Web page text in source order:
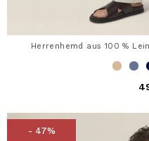
Herrenhemd aus 100 %
- 47%